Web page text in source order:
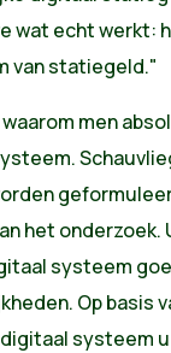
wat echt werkt:
van statiegeld."
men
het
systeem
Op basis
systeem